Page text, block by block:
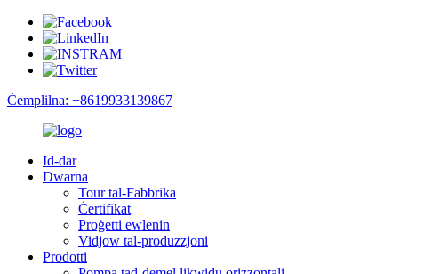
Ċemplilna: +8619933139867
Id-dar
Dwarna
Tour tal-Fabbrika
Ċertifikat
Proġetti ewlenin
Vidjow tal-produzzjoni
Prodotti